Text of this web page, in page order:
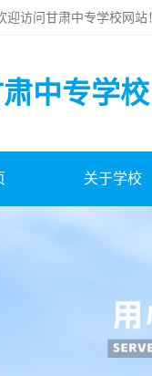
迎访问甘肃中专学校网站！
中专学校
关于学校